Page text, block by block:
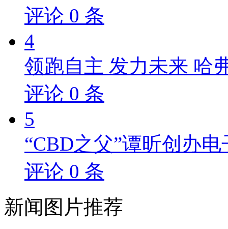
评论 0 条
4
领跑自主 发力未来 哈
评论 0 条
5
“CBD之父”谭昕创办
评论 0 条
新闻 图片推荐